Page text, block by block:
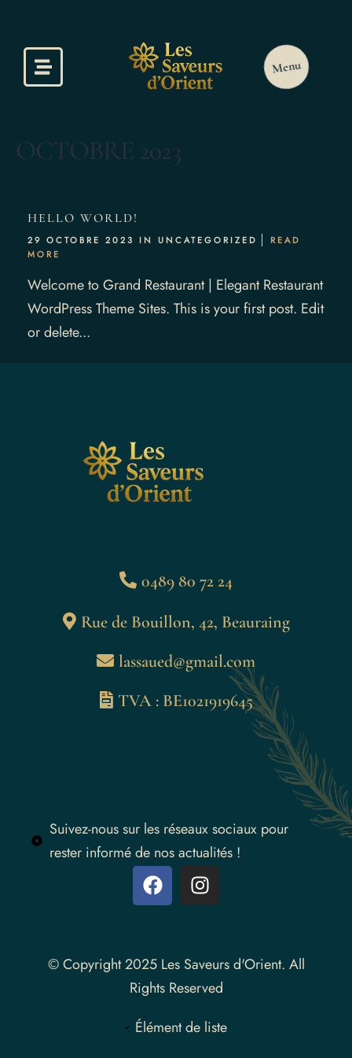
Menu
OCTOBRE 2023
HELLO WORLD!
29 OCTOBRE 2023 IN UNCATEGORIZED
READ
MORE
Welcome to Grand Restaurant | Elegant Restaurant
WordPress Theme Sites. This is your first post. Edit
or delete...
0489 80 72 24
Rue de Bouillon, 42, Beauraing
lassaued@gmail.com
TVA : BE1021919645
Suivez-nous sur les réseaux sociaux pour
rester informé de nos actualités !
© Copyright 2025 Les Saveurs d'Orient. All
Rights Reserved
Élément de liste
Carte
Instagram